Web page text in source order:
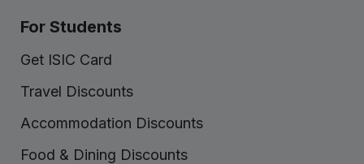
For Students
Get ISIC Card
Travel Discounts
Accommodation Discounts
Food & Dining Discounts